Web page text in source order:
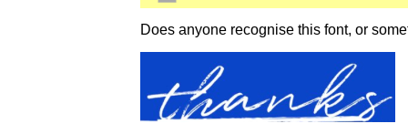
Does anyone recognise this font, or